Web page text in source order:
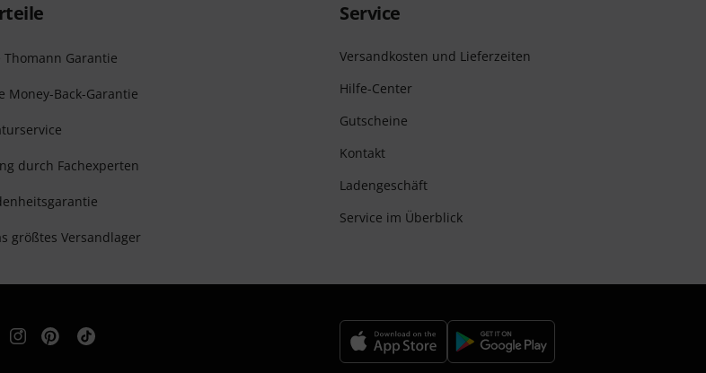
Thomann Garantie
Money-Back-Garantie
durch Fachexperten
größtes Versandlager
Service
Versandkosten und Lieferzeiten
Hilfe-Center
Gutscheine
Kontakt
Ladengeschäft
Service im Überblick